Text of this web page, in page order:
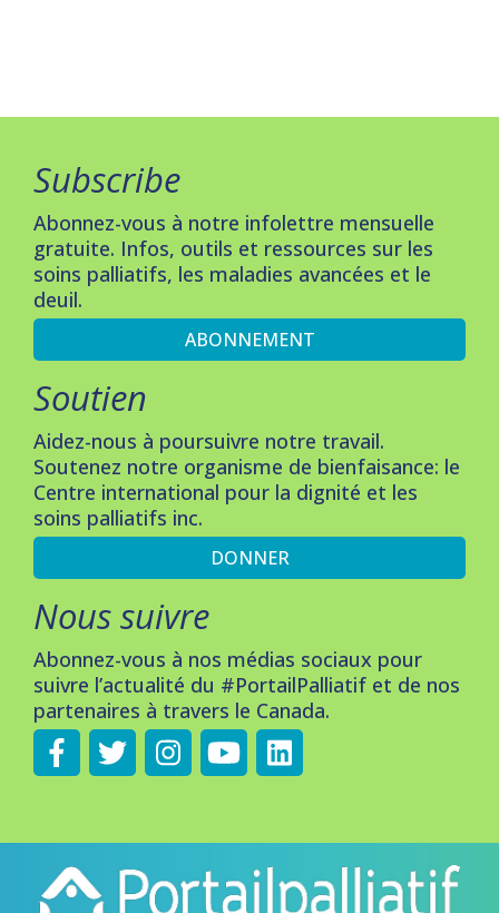
Subscribe
Abonnez-vous à notre infolettre mensuelle
gratuite. Infos, outils et ressources sur les
soins palliatifs, les maladies avancées et le
deuil.
ABONNEMENT
Soutien
Aidez-nous à poursuivre notre travail.
Soutenez notre organisme de bienfaisance: le
Centre international pour la dignité et les
soins palliatifs inc.
DONNER
Nous suivre
Abonnez-vous à nos médias sociaux pour
suivre l’actualité du #PortailPalliatif et de nos
partenaires à travers le Canada.